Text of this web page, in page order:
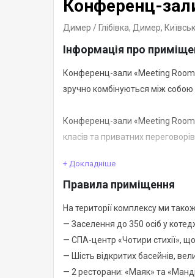
Конференц-
Димер / Глібівка, Димер,
Інформація про
Конференц-зали «Meeting
зручно комбінуються між собою
Конференц-зали «Meeting
класів та приватних переговорів.
Переваги кімнат:
+ Докладніше
Правила приміщення
На території комплексу ми
— Заселення до 350 осіб у
— СПА-центр «Чотири стихії»,
— Шість відкритих басейнів,
— 2 ресторани: «Маяк» та